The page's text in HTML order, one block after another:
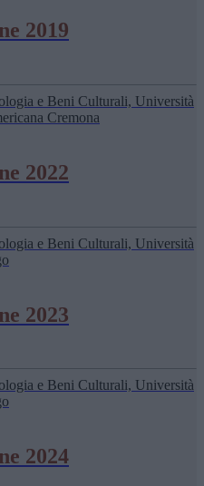
2019
e Beni Culturali, Università
Cremona
2022
e Beni Culturali, Università
2023
e Beni Culturali, Università
2024